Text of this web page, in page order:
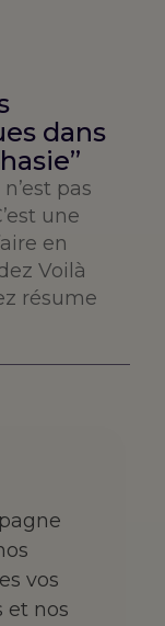
dans
pas
une
en
Voilà
résume
vos
et nos